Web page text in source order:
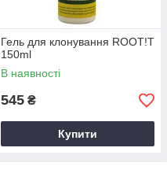
Гель для клонування ROOT!T
150ml
В наявності
545 ₴
Купити